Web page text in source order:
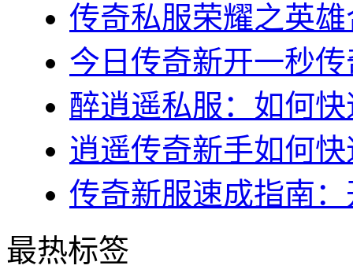
传奇私服荣耀之英
今日传奇新开一秒
醉逍遥私服：如何
逍遥传奇新手如何
传奇新服速成指南
最热标签